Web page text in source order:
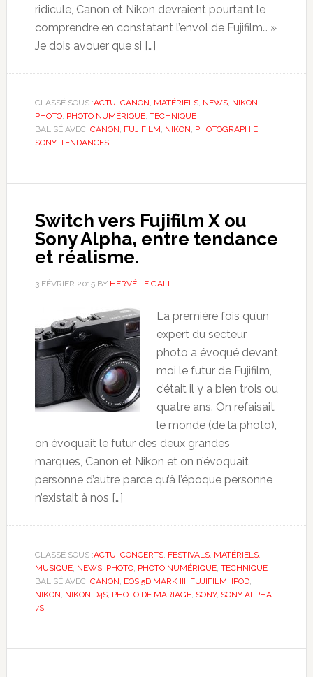
ridicule, Canon et Nikon devraient pourtant le
comprendre en constatant l’envol de Fujifilm… »
Je dois avouer que si […]
CLASSÉ SOUS :ACTU CANON MATÉRIELS, NEWS, NIKON
PHOTO, PHOTO NUMÉRIQUE, TECHNIQUE
BALISÉ AVEC :CANON FUJIFILM NIKON PHOTOGRAPHIE,
SONY, TENDANCES
Switch vers Fujifilm X ou
Sony Alpha, entre tendance
et réalisme.
3 FÉVRIER 2015BY HERVÉ LE GALL
La première fois qu’un
expert du secteur
photo a évoqué devant
moi le futur de Fujifilm,
c’était il y a bien trois ou
quatre ans. On refaisait
le monde (de la photo),
on évoquait le futur des deux grandes
marques, Canon et Nikon et on n’évoquait
personne d’autre parce qu’à l’époque personne
n’existait à nos […]
CLASSÉ SOUS :ACTU CONCERTS, FESTIVALS, MATÉRIELS,
MUSIQUE, NEWS, PHOTO, PHOTO NUMÉRIQUE, TECHNIQUE
BALISÉ AVEC :CANON EOS 5D MARK III FUJIFILM IPOD,
NIKON NIKON D4S, PHOTO DE MARIAGE, SONY, SONY ALPHA
7S